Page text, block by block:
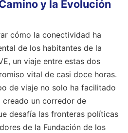
y la Evolución
cómo la conectividad ha
de los habitantes de la
un viaje entre estas dos
vital de casi doce horas.
de viaje no solo ha facilitado
creado un corredor de
desafía las fronteras políticas
de la Fundación de los